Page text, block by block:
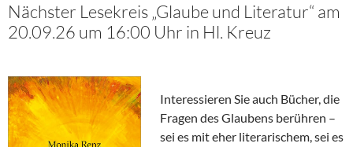
Nächster Lesekreis „Glaube und Literatur“ am
20.09.26 um 16:00 Uhr in Hl. Kreuz
Interessieren Sie auch Bücher, die
Fragen des Glaubens berühren –
sei es mit eher literarischem, sei es